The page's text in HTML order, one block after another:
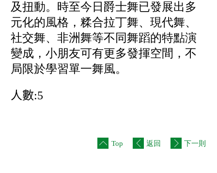
金
出
版
刊
物
聯
們
及扭動。時至今日爵士舞已發展出多
元化的風格，糅合拉丁舞、現代舞、
社交舞、非洲舞等不同舞蹈的特點演
變成，小朋友可有更多發揮空間，不
局限於學習單一舞風。
人數:5
Top 返回 下一則